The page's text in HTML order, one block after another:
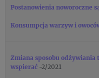
Postanowienia noworoczne
Konsumpcja warzyw i
Zmiana sposobu
wspierać -2/2021